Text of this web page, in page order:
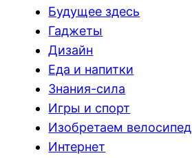
Будущее здесь
Гаджеты
Дизайн
Еда и напитки
Знания-сила
Игры и спорт
Изобретаем велосипед
Интернет